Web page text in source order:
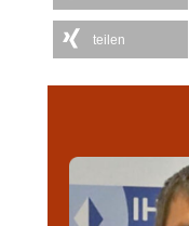
teilen